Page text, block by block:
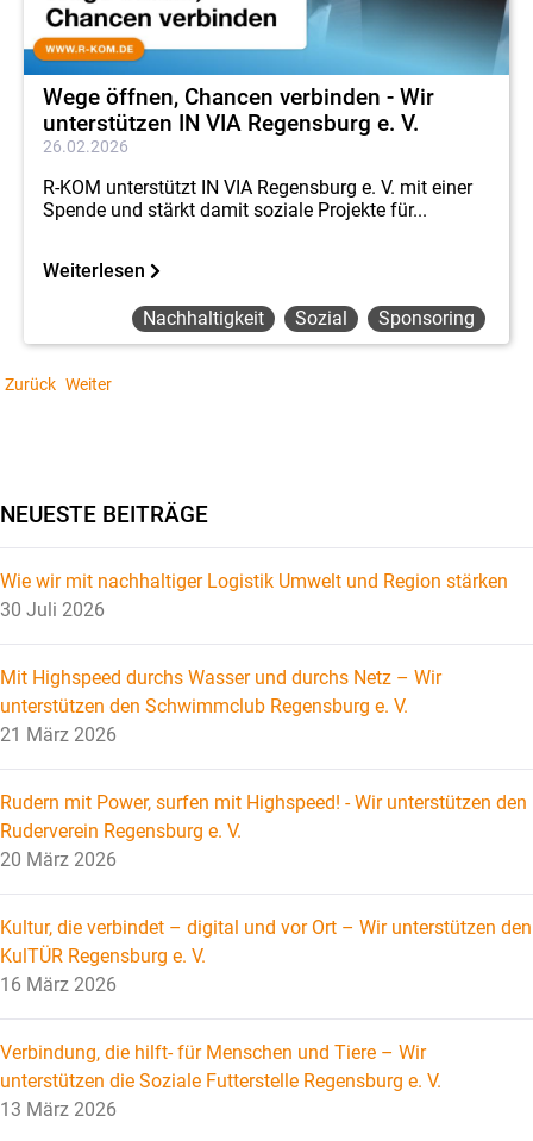
Wege öffnen, Chancen verbinden - Wir
unterstützen IN VIA Regensburg e. V.
26.02.2026
R-KOM unterstützt IN VIA Regensburg e. V. mit einer
Spende und stärkt damit soziale Projekte für...
Weiterlesen
Nachhaltigkeit Sozial Sponsoring
Zurück Weiter
NEUESTE BEITRÄGE
Wie wir mit nachhaltiger Logistik Umwelt und Region stärken
30 Juli 2026
Mit Highspeed durchs Wasser und durchs Netz – Wir
unterstützen den Schwimmclub Regensburg e. V.
21 März 2026
Rudern mit Power, surfen mit Highspeed! - Wir unterstützen den
Ruderverein Regensburg e. V.
20 März 2026
Kultur, die verbindet – digital und vor Ort – Wir unterstützen den
KulTÜR Regensburg e. V.
16 März 2026
Verbindung, die hilft- für Menschen und Tiere – Wir
unterstützen die Soziale Futterstelle Regensburg e. V.
13 März 2026